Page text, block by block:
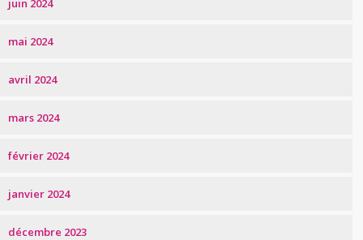
juin 2024
mai 2024
avril 2024
mars 2024
février 2024
janvier 2024
décembre 2023